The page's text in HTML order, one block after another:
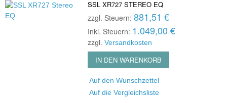
SSL XR727 STEREO EQ
zzgl. Steuern: 881,51 €
Inkl. Steuern: 1.049,00 €
zzgl. Versandkosten
IN DEN WARENKORB
Auf den Wunschzettel
Auf die Vergleichsliste